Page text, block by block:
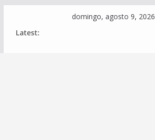
domingo, agosto 9, 2026
Latest: